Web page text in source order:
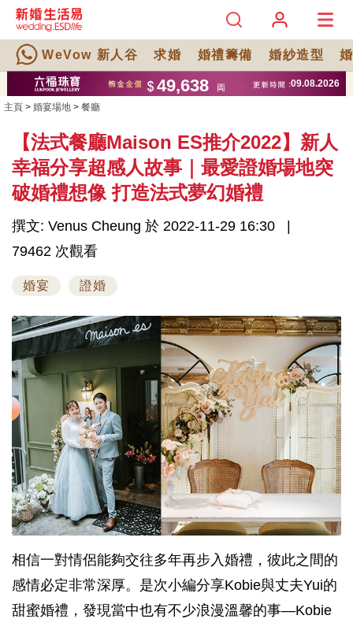
WeVow 新人谷 求婚 婚禮籌備 婚紗造型
主頁 > 婚宴場地 > 餐廳
【法式餐廳Maison ES推介2022】新人
幸福分享超感人故事｜最愛證婚場地突
破婚禮想像 打造法式夢幻婚禮
撰文: Venus Cheung 於 2022-11-29 16:30
79462 次觀看
婚宴 證婚
相信一對情侶能夠交往多年再步入婚禮，彼此之間的
感情必定非常深厚。是次小編分享Kobie與丈夫Yui的
甜蜜婚禮，發現當中也有不少浪漫溫馨的事—Kobie